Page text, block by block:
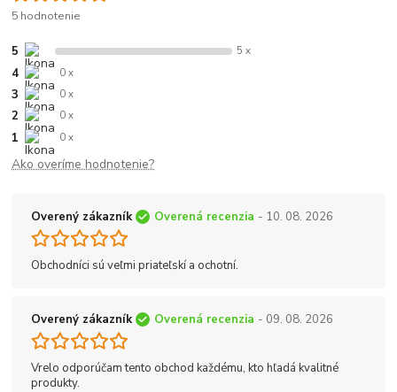
5 hodnotenie
5 5 x
4 0 x
3 0 x
2 0 x
1 0 x
Ako overíme hodnotenie?
Overený zákazník Overená recenzia - 10. 08. 2026
Obchodníci sú veľmi priateľskí a ochotní.
Overený zákazník Overená recenzia - 09. 08. 2026
Vrelo odporúčam tento obchod každému, kto hľadá kvalitné
produkty.